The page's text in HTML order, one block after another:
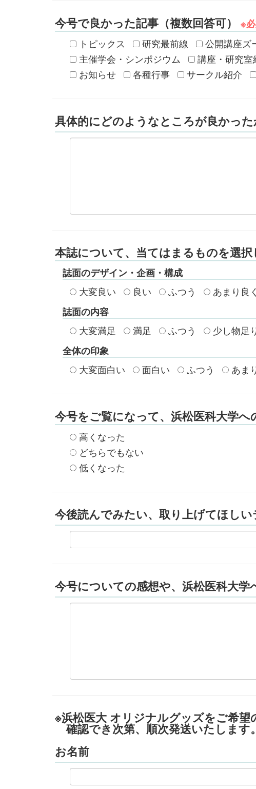
今号で良かった記事（複数回答可）
※
トピックス
研究最前線 公開講座ズ
主催学会・シンポジウム
講座・研究室
お知らせ
各種行事 サークル紹介
具体的にどのようなところが良かった
本誌について、当てはまるものを選択
誌面のデザイン・企画・構成
大変良い
良い ふつう あまり良
誌面の内容
大変満足
満足 ふつう 少し物足
全体の印象
大変面白い
面白い ふつう あま
今号をご覧になって、浜松医科大学へ
高くなった
どちらでもない
低くなった
今後読んでみたい、取り上げてほし
今号についての感想や、浜松医科大
※浜松医大 オリジナルグッズをご希望
確認でき次第、順次発送いたします
お名前